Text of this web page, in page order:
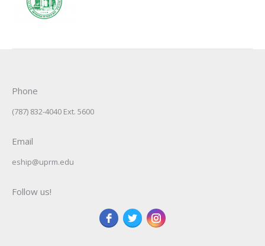
Phone
(787) 832-4040 Ext. 5600
Email
eship@uprm.edu
Follow us!